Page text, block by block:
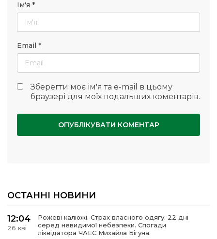
Ім'я *
Email *
Зберегти моє ім'я та e-mail в цьому
браузері для моїх подальших коментарів.
ОСТАННІ НОВИНИ
12:04
26 кві
Рожеві калюжі. Страх власного одягу. 22 дні
серед невидимої небезпеки. Спогади
ліквідатора ЧАЕС Михайла Бігуна.